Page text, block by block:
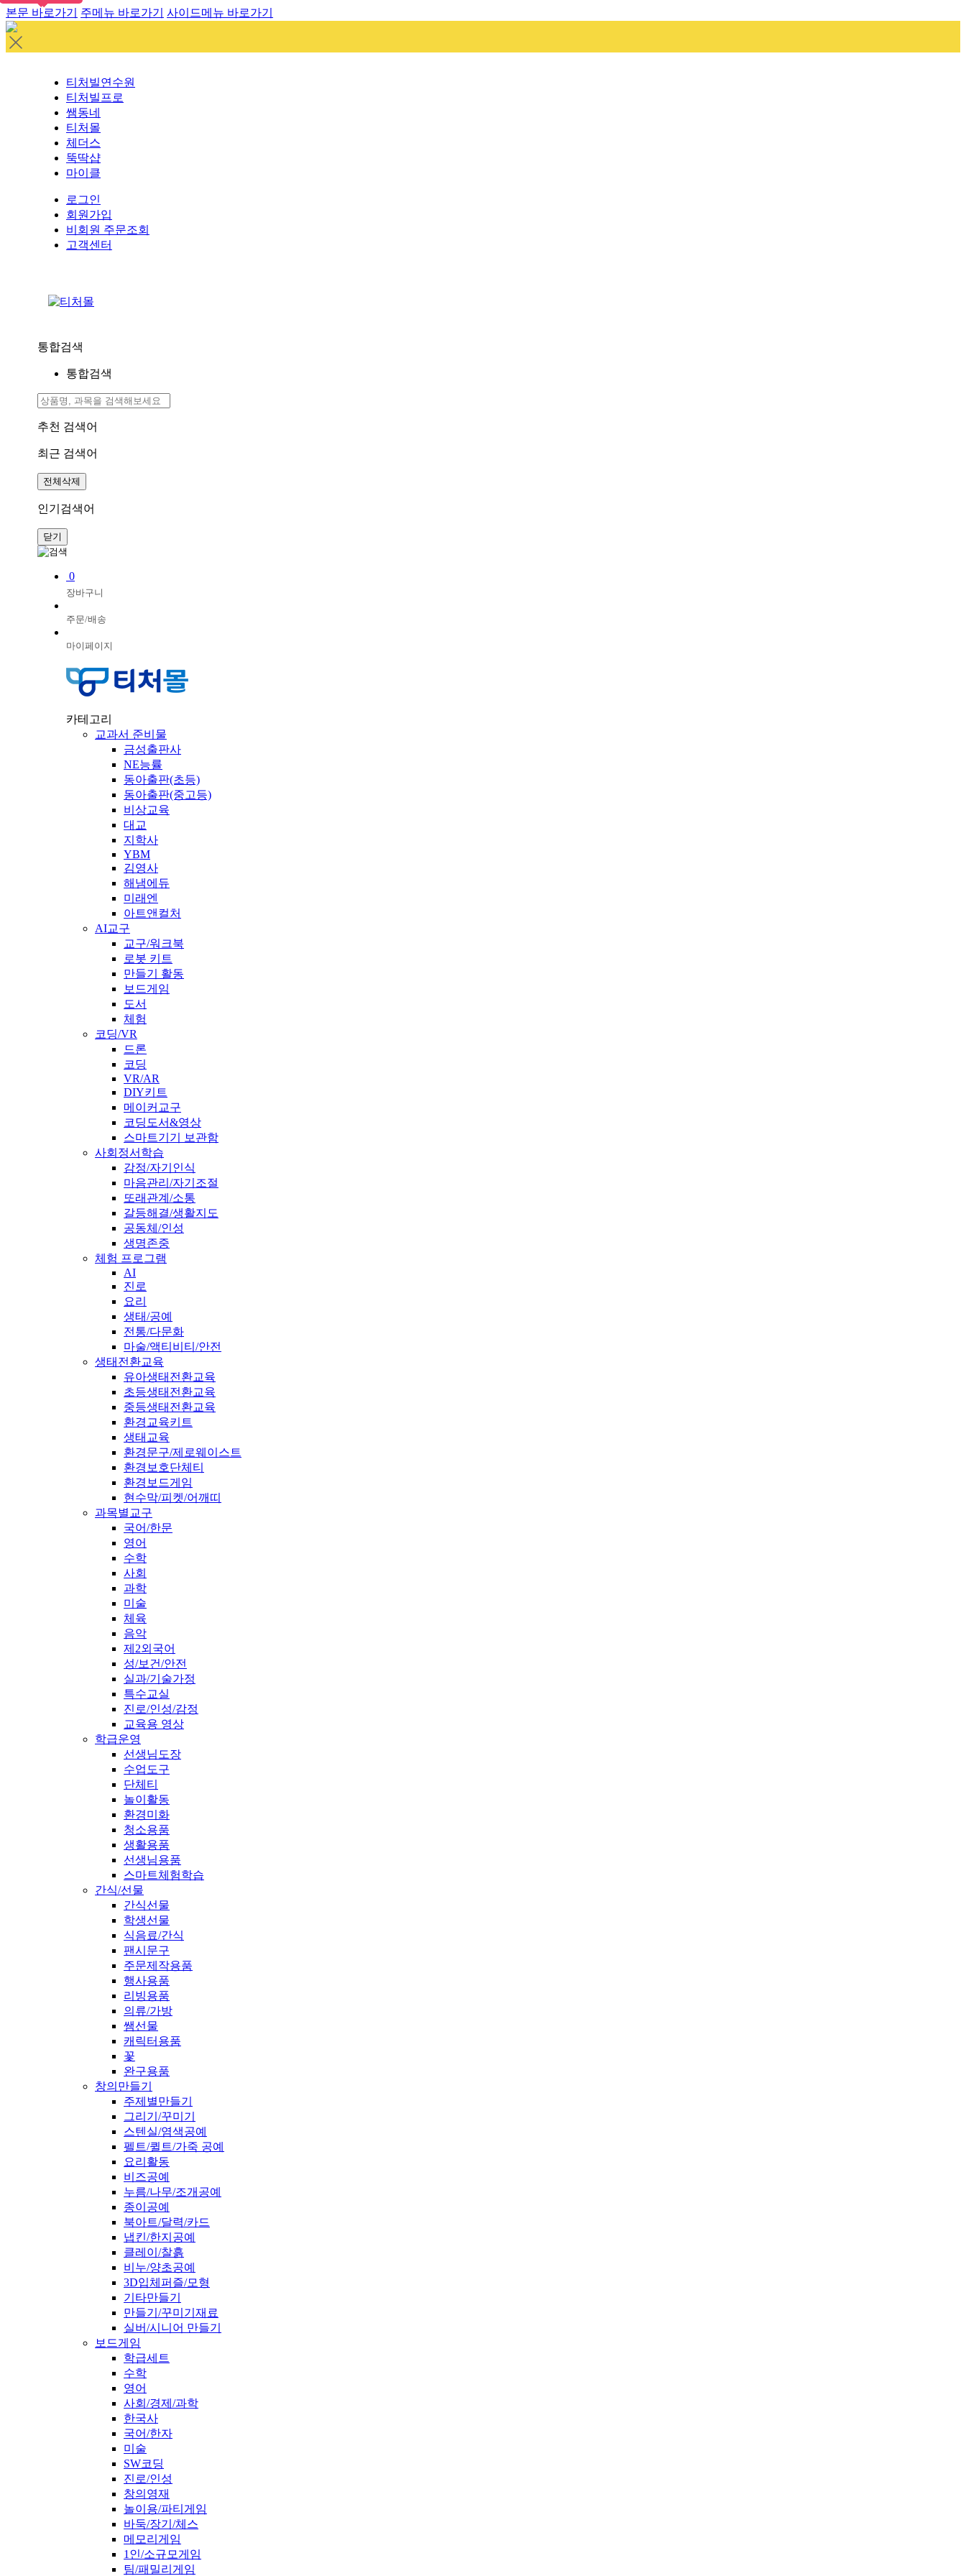
본문 바로가기 주메뉴 바로가기 사이드메뉴 바로가기
티처빌연수원
티처빌프로
쌤동네
티처몰
체더스
뚝딱샵
마이클
로그인
회원가입
비회원 주문조회
고객센터
통합검색
통합검색
추천 검색어
최근 검색어
전체삭제
인기검색어
닫기
0
장바구니
주문/배송
마이페이지
카테고리
교과서 준비물
금성출판사
NE능률
동아출판(초등)
동아출판(중고등)
비상교육
대교
지학사
YBM
김영사
해냄에듀
미래엔
아트앤컬처
AI교구
교구/워크북
로봇 키트
만들기 활동
보드게임
도서
체험
코딩/VR
드론
코딩
VR/AR
DIY키트
메이커교구
코딩도서&영상
스마트기기 보관함
사회정서학습
감정/자기인식
마음관리/자기조절
또래관계/소통
갈등해결/생활지도
공동체/인성
생명존중
체험 프로그램
AI
진로
요리
생태/공예
전통/다문화
마술/액티비티/안전
생태전환교육
유아생태전환교육
초등생태전환교육
중등생태전환교육
환경교육키트
생태교육
환경문구/제로웨이스트
환경보호단체티
환경보드게임
현수막/피켓/어깨띠
과목별교구
국어/한문
영어
수학
사회
과학
미술
체육
음악
제2외국어
성/보건/안전
실과/기술가정
특수교실
진로/인성/감정
교육용 영상
학급운영
선생님도장
수업도구
단체티
놀이활동
환경미화
청소용품
생활용품
선생님용품
스마트체험학습
간식/선물
간식선물
학생선물
식음료/간식
팬시문구
주문제작용품
행사용품
리빙용품
의류/가방
쌤선물
캐릭터용품
꽃
완구용품
창의만들기
주제별만들기
그리기/꾸미기
스텐실/염색공예
펠트/퀼트/가죽 공예
요리활동
비즈공예
누름/나무/조개공예
종이공예
북아트/달력/카드
냅킨/한지공예
클레이/찰흙
비누/양초공예
3D입체퍼즐/모형
기타만들기
만들기/꾸미기재료
실버/시니어 만들기
보드게임
학급세트
수학
영어
사회/경제/과학
한국사
국어/한자
미술
SW코딩
진로/인성
창의영재
놀이용/파티게임
바둑/장기/체스
메모리게임
1인/소규모게임
팀/패밀리게임